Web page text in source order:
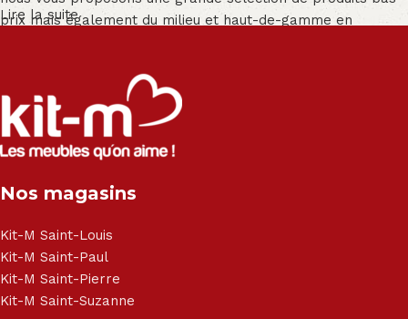
prix mais également du milieu et haut-de-gamme en
Salon angle - Salon convertible - Salon relax - Canapé -
Canapé lit - Cuisine sur-mesure - Fauteuil - Armoire - Table
et chaise - Meuble de salle de bain - Literie - Lit - Bureau -
Électroménager - Télévision led - Réfrigérateur -
- Matelas - Hifi Hitachi, LG, Sharp, Philips, Bosh, Moulinex,
Haier, Sony, Cecotec, Westpoint, Dyson.
Lire la suite
Nos magasins
Kit-M Saint-Louis
Kit-M Saint-Paul
Kit-M Saint-Pierre
Kit-M Saint-Suzanne